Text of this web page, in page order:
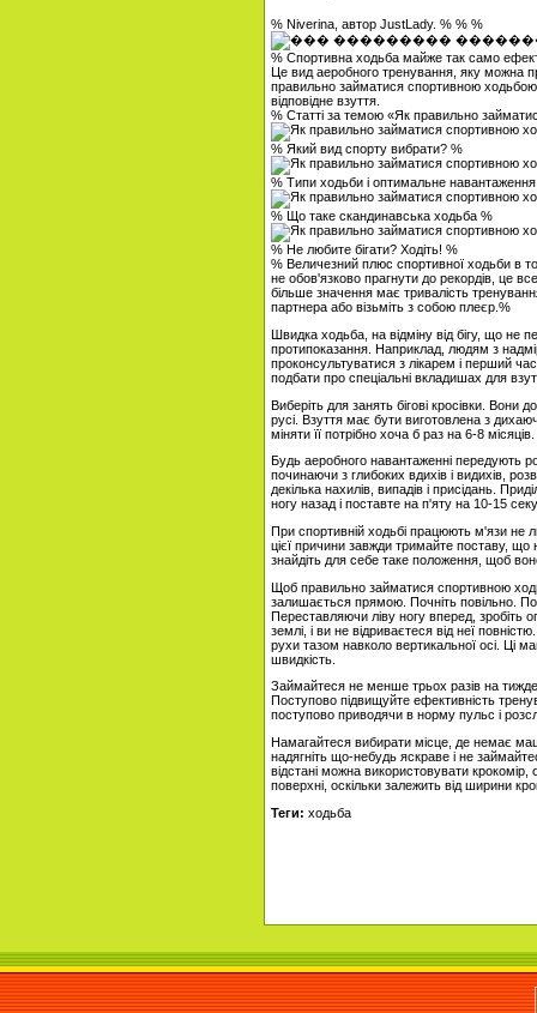
% Niverina, автор JustLady. % % %
% Спортивна ходьба майже так само
Це вид аеробного тренування, яку можна
правильно займатися спортивною
відповідне взуття.
% Статті за темою «Як правильно
% Який вид спорту вибрати? %
% Типи ходьби і оптимальне
% Що таке скандинавська ходьба %
% Не любите бігати? Ходіть! %
% Величезний плюс спортивної ходьби в
не обов'язково прагнути до рекордів, це
більше значення має тривалість
партнера або візьміть з собою плеєр.%
Швидка ходьба, на відміну від бігу, що
протипоказання. Наприклад, людям з
проконсультуватися з лікарем і перший
подбати про спеціальні вкладишах для
Виберіть для занять бігові кросівки.
русі. Взуття має бути виготовлена ​​з
міняти її потрібно хоча б раз на 6-8 місяців.
Будь аеробного навантаженні передують
починаючи з глибоких вдихів і видихів,
декілька нахилів, випадів і присідань.
ногу назад і поставте на п'яту на 10-15
При спортивній ходьбі працюють м'язи не
цієї причини завжди тримайте поставу,
знайдіть для себе таке положення, щоб
Щоб правильно займатися спортивною
залишається прямою. Почніть повільно.
Переставляючи ліву ногу вперед, зробіть
землі, і ви не відриваєтеся від неї
рухи тазом навколо вертикальної осі. Ці
швидкість.
Займайтеся не менше трьох разів на
Поступово підвищуйте ефективність
поступово приводячи в норму пульс і
Намагайтеся вибирати місце, де немає
надягніть що-небудь яскраве і не
відстані можна використовувати крокомір,
поверхні, оскільки залежить від ширини
Теги: ходьба